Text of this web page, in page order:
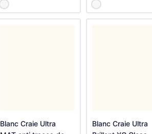
Blanc Craie Ultra
Blanc Craie Ultra